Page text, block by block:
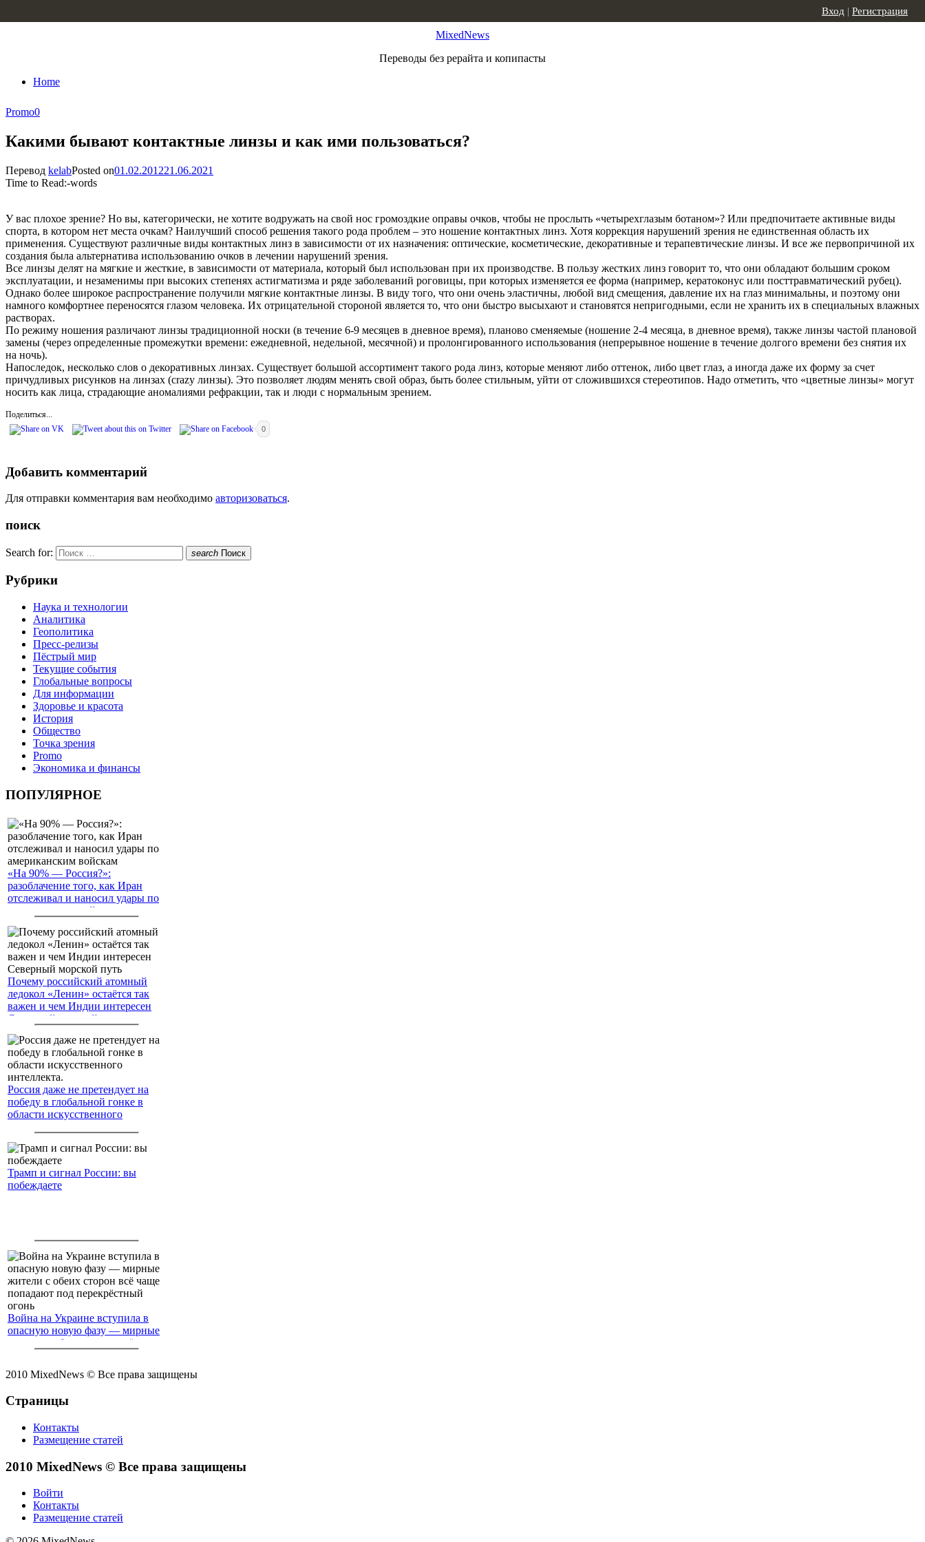
MixedNews
Переводы без рерайта и копипасты
Home
Вход | Регистрация
Promo0
Какими бывают контактные линзы и как ими пользоваться?
Перевод kelabPosted on01.02.201221.06.2021
Time to Read:-words
У вас плохое зрение? Но вы, категорически, не хотите водружать на свой нос громоздкие оправы очков, чтобы не прослыть «четырехглазым ботаном»? Или предпочитаете активные виды
спорта, в котором нет места очкам? Наилучший способ решения такого рода проблем – это ношение контактных линз. Хотя коррекция нарушений зрения не единственная область их
применения. Существуют различные виды контактных линз в зависимости от их назначения: оптические, косметические, декоративные и терапевтические линзы. И все же первопричиной их
создания была альтернатива использованию очков в лечении нарушений зрения.
Все линзы делят на мягкие и жесткие, в зависимости от материала, который был использован при их производстве. В пользу жестких линз говорит то, что они обладают большим сроком
эксплуатации, и незаменимы при высоких степенях астигматизма и ряде заболеваний роговицы, при которых изменяется ее форма (например, кератоконус или посттравматический рубец).
Однако более широкое распространение получили мягкие контактные линзы. В виду того, что они очень эластичны, любой вид смещения, давление их на глаз минимальны, и поэтому они
намного комфортнее переносятся глазом человека. Их отрицательной стороной является то, что они быстро высыхают и становятся непригодными, если не хранить их в специальных влажных
растворах.
По режиму ношения различают линзы традиционной носки (в течение 6-9 месяцев в дневное время), планово сменяемые (ношение 2-4 месяца, в дневное время), также линзы частой плановой
замены (через определенные промежутки времени: ежедневной, недельной, месячной) и пролонгированного использования (непрерывное ношение в течение долгого времени без снятия их
на ночь).
Напоследок, несколько слов о декоративных линзах. Существует большой ассортимент такого рода линз, которые меняют либо оттенок, либо цвет глаз, а иногда даже их форму за счет
причудливых рисунков на линзах (crazy линзы). Это позволяет людям менять свой образ, быть более стильным, уйти от сложившихся стереотипов. Надо отметить, что «цветные линзы» могут
носить как лица, страдающие аномалиями рефракции, так и люди с нормальным зрением.
Поделиться...
0
Добавить комментарий
Для отправки комментария вам необходимо авторизоваться.
поиск
Search for: search Поиск
Рубрики
Наука и технологии
Аналитика
Геополитика
Пресс-релизы
Пёстрый мир
Текущие события
Глобальные вопросы
Для информации
Здоровье и красота
История
Общество
Точка зрения
Promo
Экономика и финансы
ПОПУЛЯРНОЕ
«На 90% — Россия?»:
разоблачение того, как Иран
отслеживал и наносил удары по
американским войскам
Почему российский атомный
ледокол «Ленин» остаётся так
важен и чем Индии интересен
Северный морской путь
Россия даже не претендует на
победу в глобальной гонке в
области искусственного
Трамп и сигнал России: вы
побеждаете
Война на Украине вступила в
опасную новую фазу — мирные
жители с обеих сторон всё чаще
2010 MixedNews © Все права защищены
Страницы
Контакты
Размещение статей
2010 MixedNews © Все права защищены
Войти
Контакты
Размещение статей